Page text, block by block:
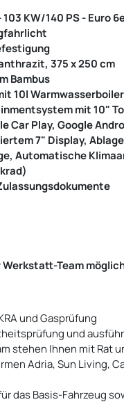
KW/140 PS - Euro
375 x 250 cm
Bambus
10l
mit 10"
Car Play, Google
7" Display,
Automatische
Team
und Gasprüfung
und
stehen Ihnen mit Rat
Adria, Sun Living,
das Basis-Fahrzeug